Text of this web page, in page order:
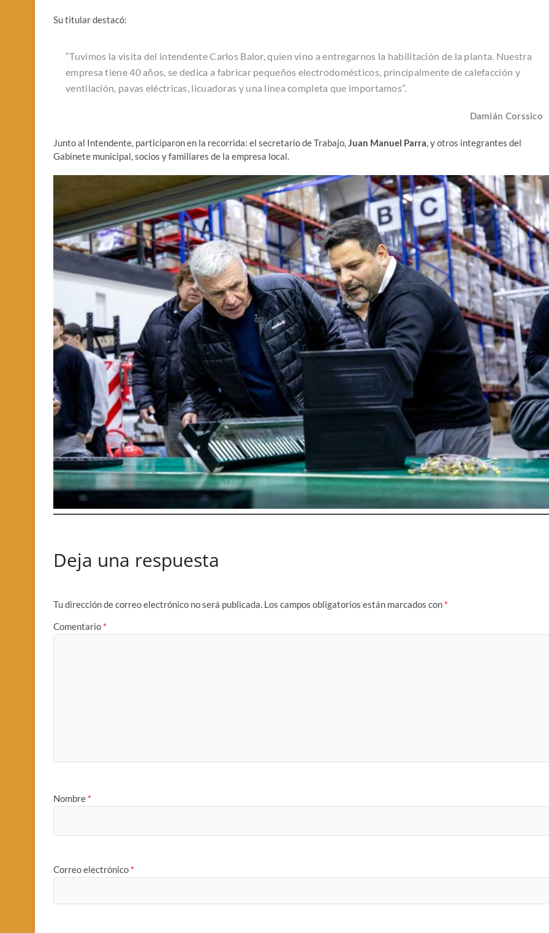
Su titular destacó:
“Tuvimos la visita del intendente Carlos Balor, quien vino a entregarnos la habilitación de la planta. Nuestra
empresa tiene 40 años, se dedica a fabricar pequeños electrodomésticos, principalmente de calefacción y
ventilación, pavas eléctricas, licuadoras y una línea completa que importamos”.
Damián Corssico
Junto al Intendente, participaron en la recorrida: el secretario de Trabajo,Juan Manuel Parra, y otros integrantes del
Gabinete municipal, socios y familiares de la empresa local.
Deja una respuesta
Tu dirección de correo electrónico no será publicada. Los campos obligatorios están marcados con *
Comentario *
Nombre *
Correo electrónico *